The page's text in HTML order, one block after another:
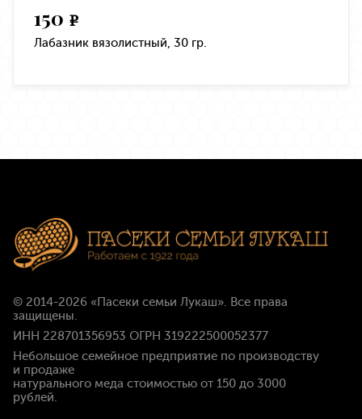
150 e
Лабазник вязолистный, 30 гр.
© 2014-2026 «Пасеки семьи Лукаш». Все права
защищены.
ИНН 228701356953 ОГРН 319222500052377
Небольшое семейное предприятие по производству
и продаже
натурального меда стоимостью от 150 до 3000
рублей.